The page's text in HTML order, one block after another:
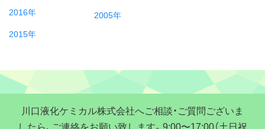
2016年
2015年
2005年
川口液化ケミカル株式会社へご相談・ご質問ございま
したら、ご連絡をお願い致します。9:00〜17:00（土日祝